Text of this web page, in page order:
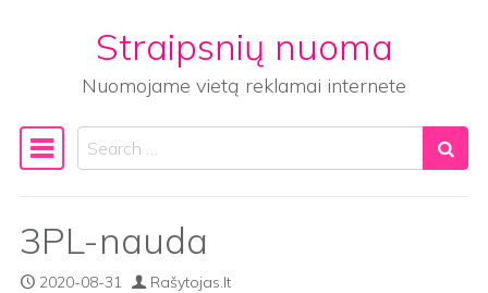
Straipsnių nuoma
Nuomojame vietą reklamai internete
Main Navigation
Search
3PL-nauda
2020-08-31 Rašytojas.lt